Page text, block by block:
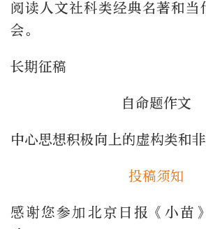
阅读人文社科类经典名著和当
会。
长期征稿
自命题作文
中心思想积极向上的虚构类和非
投稿须知
感谢您参加北京日报《小苗